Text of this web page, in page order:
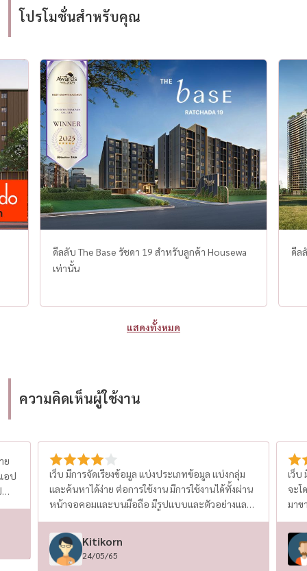
เชื่อถือจากผู้ซื้อบ้านและคอนโดทั่วประเทศ ด้วยวิสัย
ทัศน์ที่ชัดเจนในการเป็นศูนย์กลางของ “ดีลบ้านและ
หา บ้านเดี่ยว บ้านใหม่ บ้านมือสอง คอนโดใหม่ หรือ
อสังหาฯ สำหรับลงทุน หนึ่งในจุดแข็งของ HOUSEWA
คือ ระบบ Listing Verified by HOUSEWA ที่ช่วย
ตรวจสอบความถูกต้องของประกาศขายทุกหลัง
ทำให้ผู้ซื้อมั่นใจได้ว่า ไม่ถูกหลอก ไม่เสียเวลา และได้
ข้อมูลที่โปร่งใสตรงไปตรงมา นอกจากนี้ ยังมีทีมงาน
มืออาชีพที่คอยให้คำปรึกษาทุกขั้นตอน ตั้งแต่การ
ค้นหาอสังหาฯที่ตรงใจ ไปจนถึงการต่อรองราคาดีล
พิเศษ พร้อมบริการหลังการขายที่เป็นเลิศ “เราภูมิใจ
ที่ลูกค้าเชื่อมั่นในเรา เพราะ HOUSEWA ไม่ได้เป็นแค่
แพลตฟอร์มสำหรับหาบ้าน แต่เป็นพาร์ทเนอร์ด้าน
อสังหาฯ ที่อยู่เคียงข้างทุกการตัดสินใจ” — ทีมผู้
บริหารกล่าว การเติบโตของ HOUSEWA ในปีนี้มีการ
โครงการใหม่ที่ให้ผลตอบแทนคุ้มค่า ด้วยเป้าหมายใน
พิเศษ และโปรโมชันจากโครงการชั้นนำทั่วประเทศ
คำตอบที่ใช่ สำหรับทุกไลฟ์สไตล์และทุกงบประมาณ
ปล
ที่ต
Home ที่ล้ำ
เรื่
low density
(Mass &
คร
โด
ทะ
Projects) ✅
– 100
โปรโมชั่นสำหรับคุณ
ดีลลับ The Base รัชดา 19 สำหรับลูกค้า Housewa
เท่านั้น
ดีล
แสดงทั้งหมด
ความคิดเห็นผู้ใช้งาน
ย
อป
เว็บ มีการจัดเรียงข้อมูล แบ่งประเภทข้อมูล แบ่งกลุ่ม
และค้นหาได้ง่าย ต่อการใช้งาน มีการใช้งานได้ทั้งผ่าน
หน้าจอคอมและบนมือถือ มีรูปแบบและตัวอย่างและ
ผู้ขายได้ใช้งานและมีทีม support ที่ดี แอป ใช้งานบน
มือถือได้ทั้ง android และ ios สะดวกไม่ต้องเปิดคอม
จะแก้ไข จะติดตามประกาศ หาประกาศ ทำได้สะดวก
Kitikorn
24/05/65
เว็บ
จะโ
มาข
แอป